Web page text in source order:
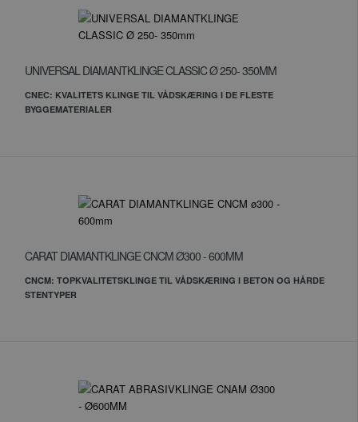
UNIVERSAL DIAMANTKLINGE CLASSIC Ø 250- 350MM
CNEC: KVALITETS KLINGE TIL VÅDSKÆRING I DE FLESTE
BYGGEMATERIALER
CARAT DIAMANTKLINGE CNCM Ø300 - 600MM
CNCM: TOPKVALITETSKLINGE TIL VÅDSKÆRING I BETON OG HÅRDE
STENTYPER